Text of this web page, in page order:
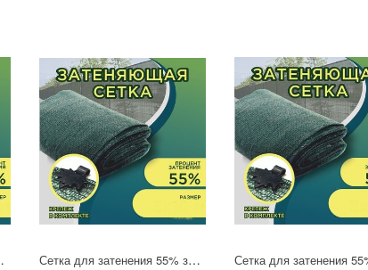
клипсой 27 шт) Сетка для затенения 55% зеленая 3х6м (в комплекте с клипсой 19 шт)